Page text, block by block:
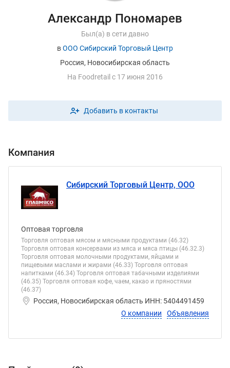
Александр Пономарев
Был(а) в сети давно
вООО Сибирский Торговый Центр
Россия, Новосибирская область
На Foodretail с 17 июня 2016
Добавить в контакты
Компания
Сибирский Торговый Центр, ООО
Оптовая торговля
Торговля оптовая мясом и мясными продуктами (46.32)
Торговля оптовая консервами из мяса и мяса птицы (46.32.3)
Торговля оптовая молочными продуктами, яйцами и
пищевыми маслами и жирами (46.33) Торговля оптовая
напитками (46.34) Торговля оптовая табачными изделиями
(46.35) Торговля оптовая кофе, чаем, какао и пряностями
(46.37)
Россия, Новосибирская область ИНН: 5404491459
О компании
Объявления